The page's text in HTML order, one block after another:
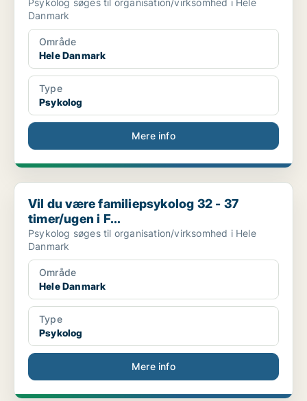
Psykolog søges til organisation/virksomhed i Hele
Danmark
Område
Hele Danmark
Type
Psykolog
Mere info
Vil du være familiepsykolog 32 - 37 timer/ugen i F...
Vil du være familiepsykolog 32 - 37
timer/ugen i F...
Psykolog søges til organisation/virksomhed i Hele
Danmark
Område
Hele Danmark
Type
Psykolog
Mere info